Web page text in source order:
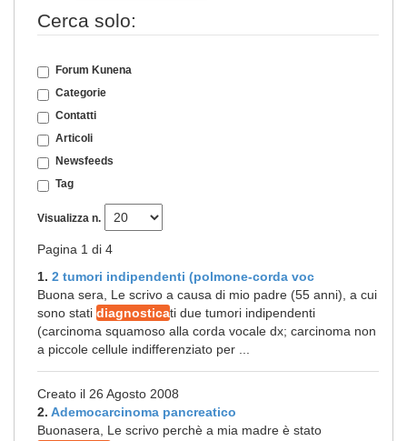
Cerca solo:
Forum Kunena
Categorie
Contatti
Articoli
Newsfeeds
Tag
Visualizza n.
Pagina 1 di 4
1. 2 tumori indipendenti (polmone-corda voc
Buona sera, Le scrivo a causa di mio padre (55 anni), a cui
sono stati diagnosticati due tumori indipendenti
(carcinoma squamoso alla corda vocale dx; carcinoma non
a piccole cellule indifferenziato per ...
Creato il 26 Agosto 2008
2. Ademocarcinoma pancreatico
Buonasera, Le scrivo perchè a mia madre è stato